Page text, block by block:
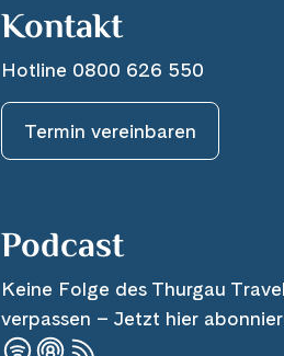
Kontakt
Hotline 0800 626 550
Termin vereinbaren
Podcast
Keine Folge des Thurgau
verpassen – Jetzt hier